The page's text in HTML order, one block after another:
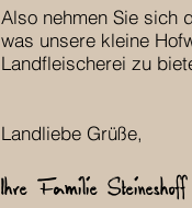
Also nehmen Sie sich
was unsere kleine
Landfleischerei zu
Landliebe Grüße,
Ihre Familie